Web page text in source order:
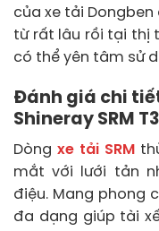
của xe tải
từ rất lâu rồi tại thị
có thể yên tâm sử
Đánh giá chi
Shineray SRM
Dòng xe tải SRM
mắt với lưới tản
điệu. Mang phong
đa dạng giúp tài